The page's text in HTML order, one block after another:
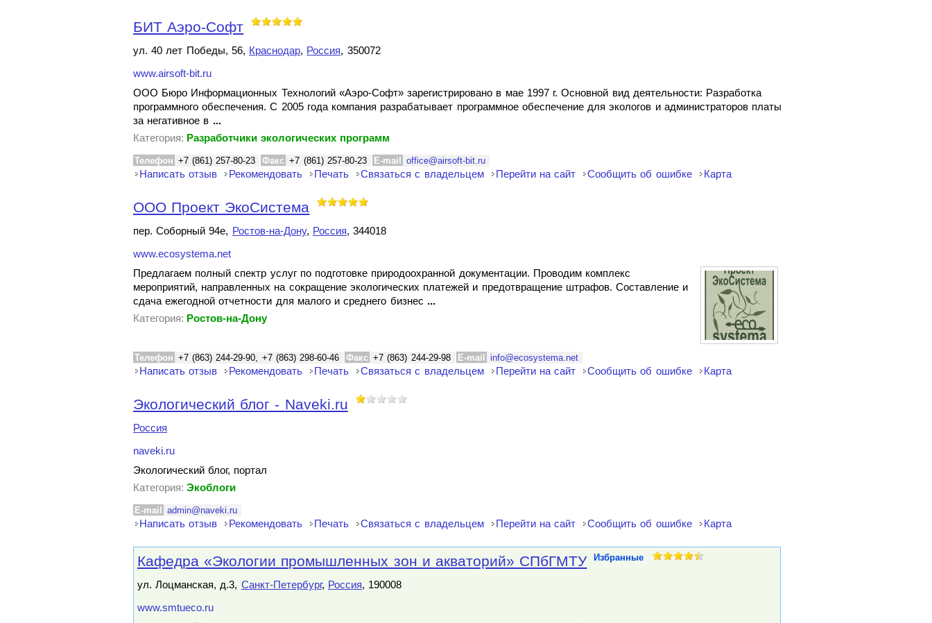
БИТ Аэро-Софт
ул. 40 лет Победы, 56, Краснодар, Россия, 350072
www.airsoft-bit.ru
ООО Бюро Информационных Технологий «Аэро-Софт» зарегистрировано в мае 1997 г. Основной вид деятельности: Разработка
программного обеспечения. С 2005 года компания разрабатывает программное обеспечение для экологов и администраторов платы
за негативное в ...
Категория: Разработчики экологических программ
Телефон +7 (861) 257-80-23 Факс +7 (861) 257-80-23 E-mail office@airsoft-bit.ru
Написать отзыв Рекомендовать Печать Связаться с владельцем Перейти на сайт Сообщить об ошибке Карта
ООО Проект ЭкоСистема
пер. Соборный 94е, Ростов-на-Дону, Россия, 344018
www.ecosystema.net
Предлагаем полный спектр услуг по подготовке природоохранной документации. Проводим комплекс
мероприятий, направленных на сокращение экологических платежей и предотвращение штрафов. Составление и
сдача ежегодной отчетности для малого и среднего бизнес ...
Категория: Ростов-на-Дону
Телефон +7 (863) 244-29-90, +7 (863) 298-60-46 Факс +7 (863) 244-29-98 E-mail info@ecosystema.net
Написать отзыв Рекомендовать Печать Связаться с владельцем Перейти на сайт Сообщить об ошибке Карта
Экологический блог - Naveki.ru
Россия
naveki.ru
Экологический блог, портал
Категория: Экоблоги
E-mail admin@naveki.ru
Написать отзыв Рекомендовать Печать Связаться с владельцем Перейти на сайт Сообщить об ошибке Карта
Кафедра «Экологии промышленных зон и акваторий» СПбГМТУ Избранные
ул. Лоцманская, д.3, Санкт-Петербург, Россия, 190008
www.smtueco.ru